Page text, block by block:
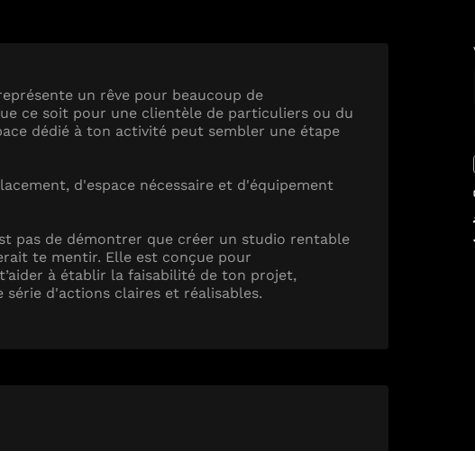
un rêve pour beaucoup de
ce soit pour une clientèle de particuliers ou du
dédié à ton activité peut sembler une étape
d'espace nécessaire et d'équipement
pas de démontrer que créer un studio rentable
te mentir. Elle est conçue pour
à établir la faisabilité de ton projet,
d'actions claires et réalisables.